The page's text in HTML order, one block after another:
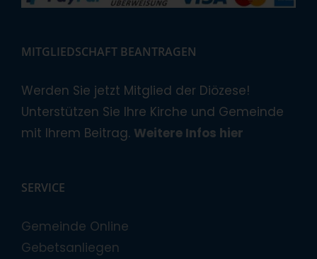
MITGLIEDSCHAFT BEANTRAGEN
Werden Sie jetzt Mitglied der Diözese!
Unterstützen Sie Ihre Kirche und Gemeinde
mit Ihrem Beitrag. Weitere Infos hier
SERVICE
Gemeinde Online
Gebetsanliegen